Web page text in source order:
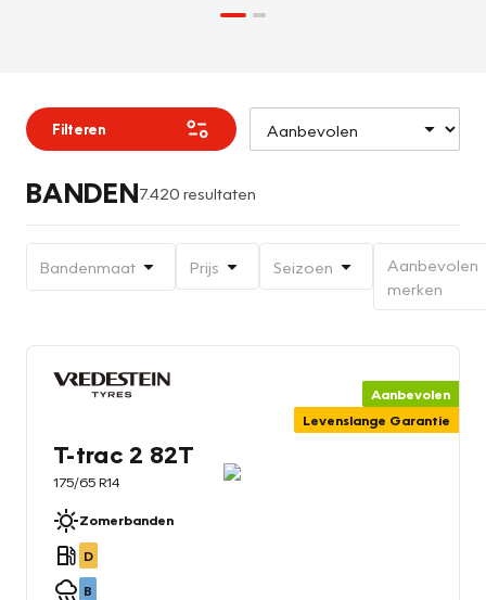
Filteren
BANDEN7.420 resultaten
Bandenmaat Prijs Seizoen
Aanbevolen
merken
Aanbevolen
Levenslange Garantie
T-trac 2 82T
175/65 R14
Zomerbanden
D
B